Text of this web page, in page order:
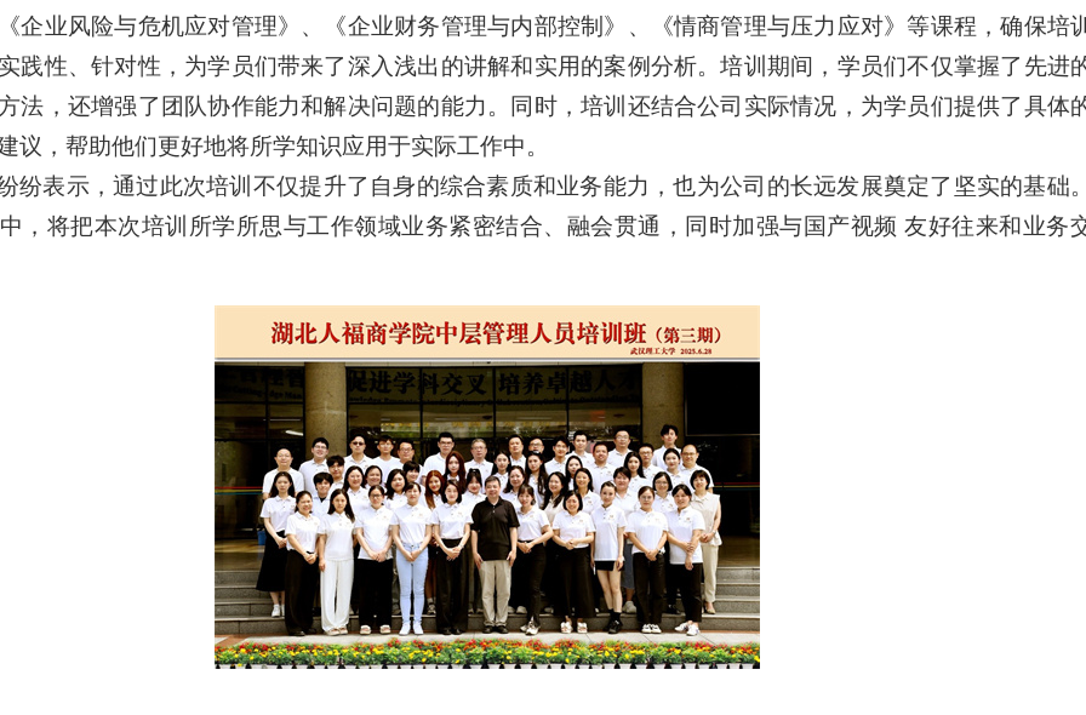
企业风险与危机应对管理》、《企业财务管理与内部控制》、《情商管理与压力应对》等课程，确保培
践性、针对性，为学员们带来了深入浅出的讲解和实用的案例分析。培训期间，学员们不仅掌握了先进
法，还增强了团队协作能力和解决问题的能力。同时，培训还结合公司实际情况，为学员们提供了具体
议，帮助他们更好地将所学知识应用于实际工作中。
纷表示，通过此次培训不仅提升了自身的综合素质和业务能力，也为公司的长远发展奠定了坚实的基础
，将把本次培训所学所思与工作领域业务紧密结合、融会贯通，同时加强与国产视频 友好往来和业务